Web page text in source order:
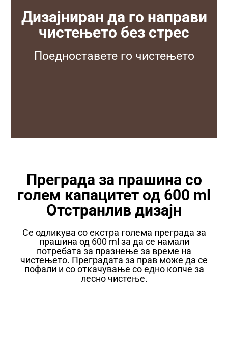
Дизајниран да го направи
чистењето без стрес
Поедноставете го чистењето
Преграда за прашина со
голем капацитет од 600 ml
Отстранлив дизајн
Се одликува со екстра голема преграда за
прашина од 600 ml за да се намали
потребата за празнење за време на
чистењето. Преградата за прав може да се
пофали и со откачување со едно копче за
лесно чистење.